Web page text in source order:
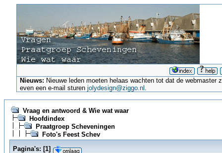
Nieuws: Nieuwe leden moeten helaas wachten tot dat de
even een e-mail sturenjolydesign@ziggo.nl .
Vraag en antwoord & Wie wat waar
Hoofdindex
Praatgroep Scheveningen
Foto's Feest Schev
Pagina's: [1]